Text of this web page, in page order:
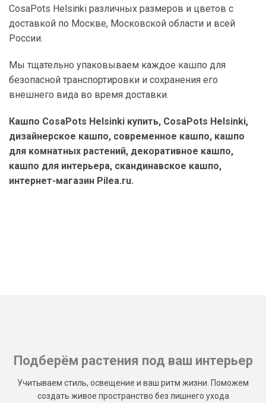
CosaPots Helsinki различных размеров и цветов с
доставкой по Москве, Московской области и всей
России.
Мы тщательно упаковываем каждое кашпо для
безопасной транспортировки и сохранения его
внешнего вида во время доставки.
Кашпо CosaPots Helsinki купить, CosaPots Helsinki,
дизайнерское кашпо, современное кашпо, кашпо
для комнатных растений, декоративное кашпо,
кашпо для интерьера, скандинавское кашпо,
интернет-магазин Pilea.ru.
Подберём растения под ваш интерьер
Учитываем стиль, освещение и ваш ритм жизни. Поможем
создать живое пространство без лишнего ухода